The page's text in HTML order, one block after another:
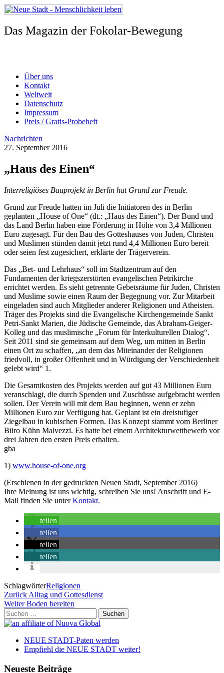
Zum
Inhalt
springen
Das Magazin der Fokolar-Bewegung
Über uns
Kontakt
Weltweit
Datenschutz
Impressum
Preis / Gratis-Probeheft
Nachrichten
27. September 2016
„Haus des Einen“
Interreligiöses Bauprojekt in Berlin hat Grund zur Freude.
Grund zur Freude hatten im Juli die Initiatoren des in Berlin
geplanten „House of One“ (dt.: „Haus des Einen“). Der Bund und
das Land Berlin haben eine Förderung in Höhe von 3,4 Millionen
Euro zugesagt. Für den Bau des Gotteshauses von Juden, Christen
und Muslimen stünden damit jetzt rund 4,4 Millionen Euro bereit
oder seien fest zugesichert, erklärte der Trägerverein.
Das „Bet- und Lehrhaus“ soll im Stadtzentrum auf den
Fundamenten der kriegszerstörten evangelischen Petrikirche
errichtet werden. Es sieht getrennte Gebetsräume für Juden, Christen
und Muslime sowie einen Raum der Begegnung vor. Zur Mitarbeit
eingeladen sind auch Mitglieder anderer Religionen und Atheisten.
Träger des Projekts sind die Evangelische Kirchengemeinde Sankt
Petri-Sankt Marien, die Jüdische Gemeinde, das Abraham-Geiger-
Kolleg und das muslimische „Forum für Interkulturellen Dialog“.
Seit 2011 sind sie gemeinsam auf dem Weg, um mitten in Berlin
einen Ort zu schaffen, „an dem das Miteinander der Religionen
friedvoll, in großer Offenheit und in Würdigung der Verschiedenheit
gelebt wird“ 1.
Die Gesamtkosten des Projekts werden auf gut 43 Millionen Euro
veranschlagt, die durch Spenden und Zuschüsse aufgebracht werden
sollen. Der Verein will mit dem Bau beginnen, wenn er zehn
Millionen Euro zur Verfügung hat. Geplant ist ein dreistufiger
Ziegelbau in kubischen Formen. Das Konzept stammt vom Berliner
Büro Kühn Malvezzi. Es hatte bei einem Architekturwettbewerb vor
drei Jahren den ersten Preis erhalten.
gba
1) www.house-of-one.org
(Erschienen in der gedruckten Neuen Stadt, September 2016)
Ihre Meinung ist uns wichtig, schreiben Sie uns! Anschrift und E-
Mail finden Sie unterKontakt.
teilen
teilen
teilen
teilen
SchlagwörterReligionen
Beitragsnavigation
Vorheriger
Beitrag
Zurück Alltag und Gottesdienst
Nächster
Beitrag
Weiter Boden bereiten
Suchen
nach:
NEUE STADT-Paten werden
Empfiehl die NEUE STADT weiter!
Neueste Beiträge